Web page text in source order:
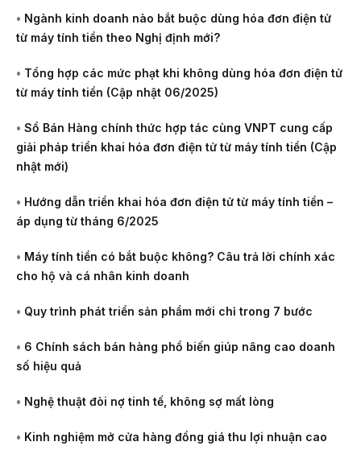
• Ngành kinh doanh nào bắt buộc dùng hóa đơn điện tử
từ máy tính tiền theo Nghị định mới?
• Tổng hợp các mức phạt khi không dùng hóa đơn điện tử
từ máy tính tiền (Cập nhật 06/2025)
• Sổ Bán Hàng chính thức hợp tác cùng VNPT cung cấp
giải pháp triển khai hóa đơn điện tử từ máy tính tiền (Cập
nhật mới)
• Hướng dẫn triển khai hóa đơn điện tử từ máy tính tiền –
áp dụng từ tháng 6/2025
• Máy tính tiền có bắt buộc không? Câu trả lời chính xác
cho hộ và cá nhân kinh doanh
• Quy trình phát triển sản phẩm mới chỉ trong 7 bước
• 6 Chính sách bán hàng phổ biến giúp nâng cao doanh
số hiệu quả
• Nghệ thuật đòi nợ tinh tế, không sợ mất lòng
• Kinh nghiệm mở cửa hàng đồng giá thu lợi nhuận cao